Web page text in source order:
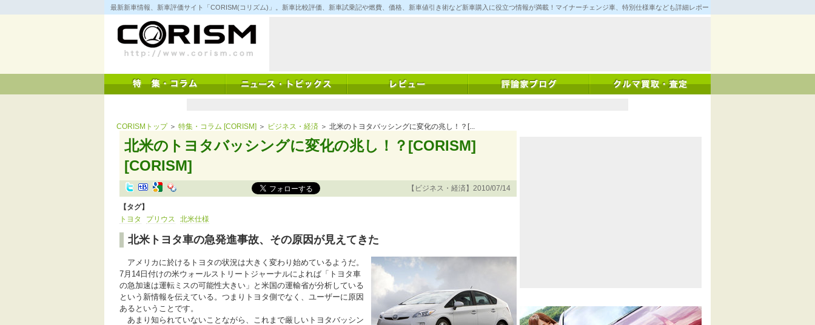
コ
ン
キ
ッ
最新新車情報、新車評価サイト「CORISM(コリズム)」。新車比較評価、新車試乗記や燃費、価格、新車値引き術など新車購入に役立つ情報が満載！マイナーチェンジ車、特別仕様車なども詳細レポート！
CORISMトップ＞ 特集・コラム [CORISM] ＞ ビジネス・経済 ＞ 北米のトヨタバッシングに変化の兆し！？[...
北米のトヨタバッシングに変化の兆し！？[CORISM]
[CORISM]
【ビジネス・経済】2010/07/14
【タグ】
トヨタ
プリウス 北米仕様
北米トヨタ車の急発進事故、その原因が見えてきた
アメリカに於けるトヨタの状況は大きく変わり始めているようだ。
7月14日付けの米ウォールストリートジャーナルによれば「トヨタ車
の急加速は運転ミスの可能性大きい」と米国の運輸省が分析している
という新情報を伝えている。つまりトヨタ側でなく、ユーザーに原因
あるということです。
あまり知られていないことながら、これまで厳しいトヨタバッシン